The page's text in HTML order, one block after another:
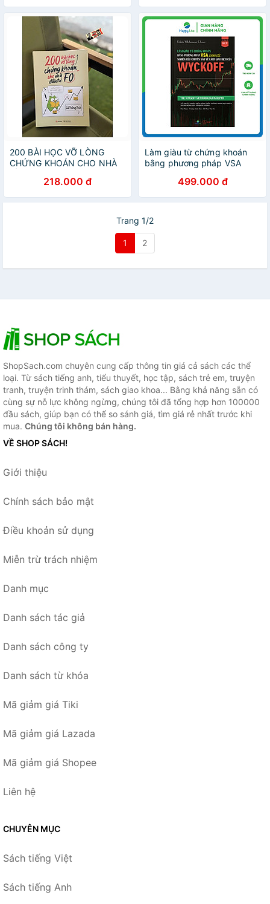
200 BÀI HỌC VỠ LÒNG
CHỨNG KHOÁN CHO NHÀ
– Rubik Books – NXB Công
Thương
218.000 đ
Làm giàu từ chứng khoán
bằng phương pháp VSA
chuyên sâu về cách giao
dịch của Wyckoff
499.000 đ
Trang 1/2
1 2
ShopSach.com chuyên cung cấp thông tin giá cả sách các thể
loại. Từ sách tiếng anh, tiểu thuyết, học tập, sách trẻ em, truyện
tranh, truyện trinh thám, sách giao khoa... Bằng khả năng sẵn có
cùng sự nỗ lực không ngừng, chúng tôi đã tổng hợp hơn 100000
đầu sách, giúp bạn có thể so sánh giá, tìm giá rẻ nhất trước khi
mua. Chúng tôi không bán hàng.
VỀ SHOP SÁCH!
Giới thiệu
Chính sách bảo mật
Điều khoản sử dụng
Miễn trừ trách nhiệm
Danh mục
Danh sách tác giả
Danh sách công ty
Danh sách từ khóa
Mã giảm giá Tiki
Mã giảm giá Lazada
Mã giảm giá Shopee
Liên hệ
CHUYÊN MỤC
Sách tiếng Việt
Sách tiếng Anh